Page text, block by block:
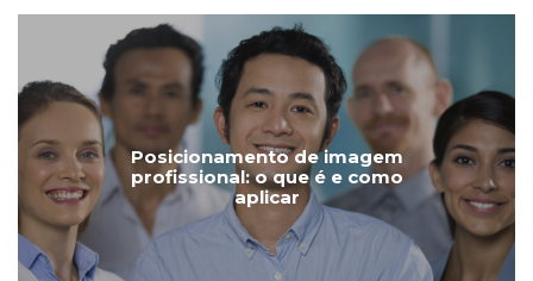
Posicionamento de imagem
profissional: o que é e como
aplicar